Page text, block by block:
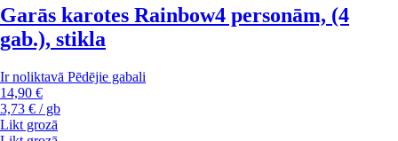
Garās karotes Rainbow4 personām, (4
gab.), stikla
Ir noliktavā Pēdējie gabali
14,90 €
3,73 € / gb
Likt grozā